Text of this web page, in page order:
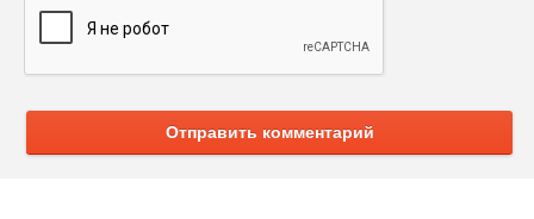
Отправить комментарий